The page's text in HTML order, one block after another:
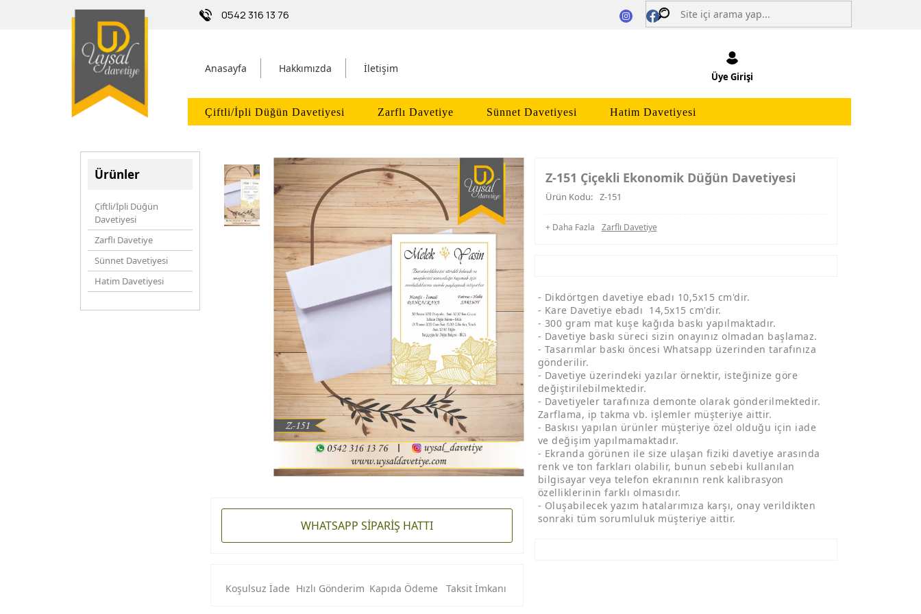
Ürünler
Çiftli/İpli Düğün
Davetiyesi
Zarflı Davetiye
Sünnet Davetiyesi
Hatim Davetiyesi
WHATSAPP SİPARİŞ HATTI
Koşulsuz İade Hızlı Gönderim Kapıda Ödeme Taksit İmkanı
Z-151 Çiçekli Ekonomik Düğün Davetiyesi
Ürün Kodu: Z-151
+ Daha Fazla Zarflı Davetiye
- Dikdörtgen davetiye ebadı 10,5x15 cm'dir.
- Kare Davetiye ebadı 14,5x15 cm'dir.
- 300 gram mat kuşe kağıda baskı yapılmaktadır.
- Davetiye baskı süreci sizin onayınız olmadan başlamaz.
- Tasarımlar baskı öncesi Whatsapp üzerinden tarafınıza
gönderilir.
- Davetiye üzerindeki yazılar örnektir, isteğinize göre
değiştirilebilmektedir.
- Davetiyeler tarafınıza demonte olarak gönderilmektedir.
Zarflama, ip takma vb. işlemler müşteriye aittir.
- Baskısı yapılan ürünler müşteriye özel olduğu için iade
ve değişim yapılmamaktadır.
- Ekranda görünen ile size ulaşan fiziki davetiye arasında
renk ve ton farkları olabilir, bunun sebebi kullanılan
bilgisayar veya telefon ekranının renk kalibrasyon
özelliklerinin farklı olmasıdır.
- Oluşabilecek yazım hatalarımıza karşı, onay verildikten
sonraki tüm sorumluluk müşteriye aittir.
Anasayfa Hakkımızda İletişim
0542 316 13 76
Üye Girişi
Çiftli/İpli Düğün Davetiyesi Zarflı Davetiye Sünnet Davetiyesi Hatim Davetiyesi